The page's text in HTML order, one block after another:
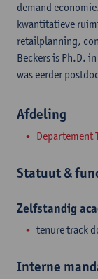
demand
kwantitatieve
retailplanning,
Beckers is Ph.D.
was eerder
Afdeling
Departement
Statuut &
Zelfstandig
tenure track
Interne